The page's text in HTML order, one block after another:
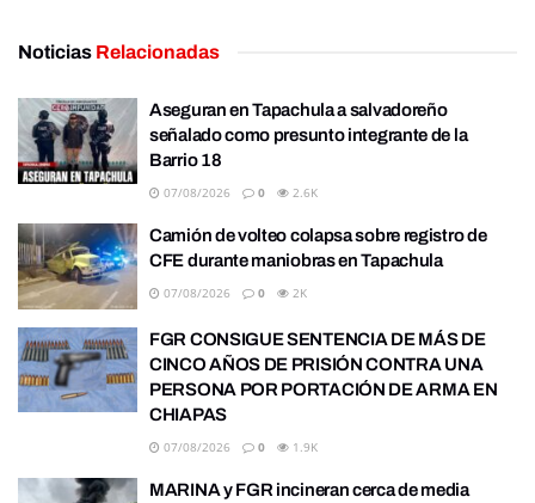
Noticias Relacionadas
Aseguran en Tapachula a salvadoreño
señalado como presunto integrante de la
Barrio 18
07/08/2026 0 2.6K
Camión de volteo colapsa sobre registro de
CFE durante maniobras en Tapachula
07/08/2026 0 2K
FGR CONSIGUE SENTENCIA DE MÁS DE
CINCO AÑOS DE PRISIÓN CONTRA UNA
PERSONA POR PORTACIÓN DE ARMA EN
CHIAPAS
07/08/2026 0 1.9K
MARINA y FGR incineran cerca de media